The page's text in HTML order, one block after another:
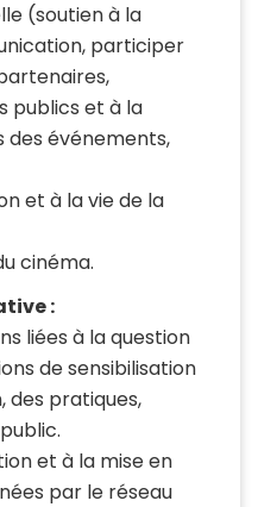
(soutien à la
participer
publics et à la
des événements,
et à la vie de la
cinéma.
:
liées à la question
de sensibilisation
des pratiques,
et à la mise en
par le réseau